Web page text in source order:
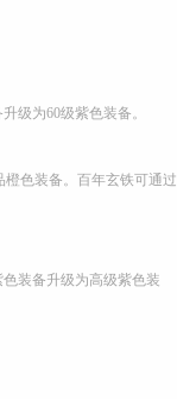
级为60级紫色装备。
色装备。百年玄铁可通过
装备升级为高级紫色装